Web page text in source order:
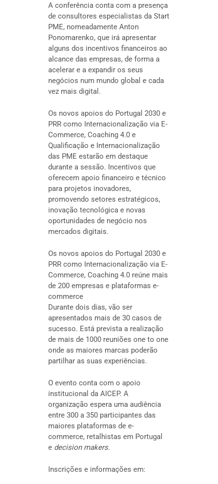
A conferência conta com a presença
de consultores especialistas da Start
PME, nomeadamente Anton
Ponomarenko, que irá apresentar
alguns dos incentivos financeiros ao
alcance das empresas, de forma a
acelerar e a expandir os seus
negócios num mundo global e cada
vez mais digital.
Os novos apoios do Portugal 2030 e
PRR como Internacionalização via E-
Commerce, Coaching 4.0 e
Qualificação e Internacionalização
das PME estarão em destaque
durante a sessão. Incentivos que
oferecem apoio financeiro e técnico
para projetos inovadores,
promovendo setores estratégicos,
inovação tecnológica e novas
oportunidades de negócio nos
mercados digitais.
Os novos apoios do Portugal 2030 e
PRR como Internacionalização via E-
Commerce, Coaching 4.0 reúne mais
de 200 empresas e plataformas e-
commerce
Durante dois dias, vão ser
apresentados mais de 30 casos de
sucesso. Está prevista a realização
de mais de 1000 reuniões one to one
onde as maiores marcas poderão
partilhar as suas experiências.
O evento conta com o apoio
institucional da AICEP. A
organização espera uma audiência
entre 300 a 350 participantes das
maiores plataformas de e-
commerce, retalhistas em Portugal
e decision makers.
Inscrições e informações em: